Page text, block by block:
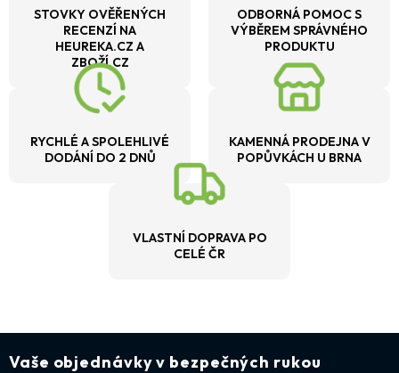
STOVKY OVĚŘENÝCH
RECENZÍ NA
HEUREKA.CZ A
ZBOŽÍ.CZ
ODBORNÁ POMOC S
VÝBĚREM SPRÁVNÉHO
PRODUKTU
RYCHLÉ A SPOLEHLIVÉ
DODÁNÍ DO 2 DNŮ
KAMENNÁ PRODEJNA V
POPŮVKÁCH U BRNA
VLASTNÍ DOPRAVA PO
CELÉ ČR
Vaše objednávky v bezpečných rukou